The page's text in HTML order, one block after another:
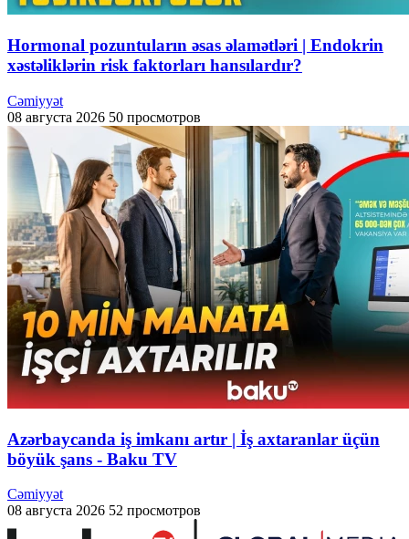
Hormonal pozuntuların əsas əlamətləri | Endokrin
xəstəliklərin risk faktorları hansılardır?
Cəmiyyət
08 августа 2026 50 просмотров
Azərbaycanda iş imkanı artır | İş axtaranlar üçün
böyük şans - Baku TV
Cəmiyyət
08 августа 2026 52 просмотров